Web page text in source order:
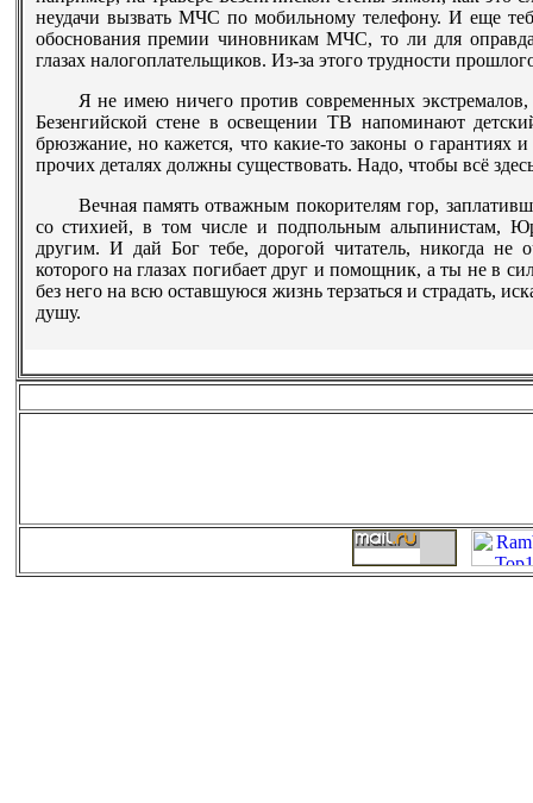
неудачи вызвать МЧС по мобильному телефону. И еще
обоснования премии чиновникам МЧС, то ли для
глазах налогоплательщиков. Из-за этого трудности
Я не имею ничего против современных
Безенгийской стене в освещении ТВ напоминают
брюзжание, но кажется, что какие-то законы о
прочих деталях должны существовать. Надо, чтобы всё
Вечная память отважным покорителям гор,
со стихией, в том числе и подпольным альпинистам,
другим. И дай Бог тебе, дорогой читатель, никогда не
которого на глазах погибает друг и помощник, а ты не в
без него на всю оставшуюся жизнь терзаться и страдать,
душу.